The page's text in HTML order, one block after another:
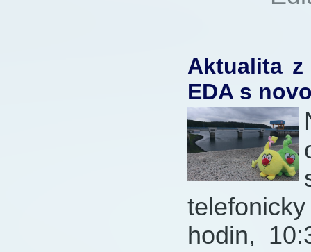
Aktualita
EDA s
hodin,